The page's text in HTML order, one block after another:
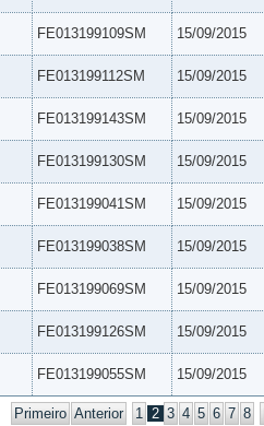
FE013199109SM 15/09/2015
FE013199112SM 15/09/2015
FE013199143SM 15/09/2015
FE013199130SM 15/09/2015
FE013199041SM 15/09/2015
FE013199038SM 15/09/2015
FE013199069SM 15/09/2015
FE013199126SM 15/09/2015
FE013199055SM 15/09/2015
Primeiro Anterior 1 2 3 4 5 6 7 8